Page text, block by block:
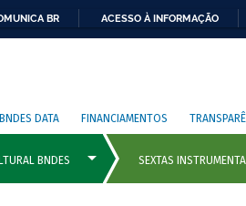
BR ACESSO À INFORMAÇÃO
BNDES DATA FINANCIAMENTOS